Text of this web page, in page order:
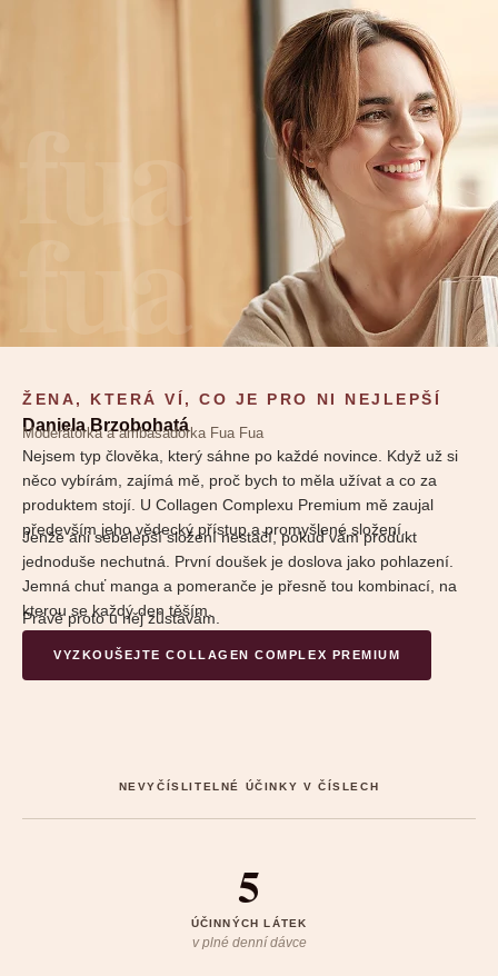
fua
fua
ŽENA, KTERÁ VÍ, CO JE PRO NI NEJLEPŠÍ
Daniela Brzobohatá
Moderátorka a ambasadorka Fua Fua
Nejsem typ člověka, který sáhne po každé novince. Když už si
něco vybírám, zajímá mě, proč bych to měla užívat a co za
produktem stojí. U Collagen Complexu Premium mě zaujal
především jeho vědecký přístup a promyšlené složení.
Jenže ani sebelepší složení nestačí, pokud vám produkt
jednoduše nechutná. První doušek je doslova jako pohlazení.
Jemná chuť manga a pomeranče je přesně tou kombinací, na
kterou se každý den těším.
Právě proto u něj zůstávám.
VYZKOUŠEJTE COLLAGEN COMPLEX PREMIUM
NEVYČÍSLITELNÉ ÚČINKY V ČÍSLECH
5
ÚČINNÝCH LÁTEK
v plné denní dávce